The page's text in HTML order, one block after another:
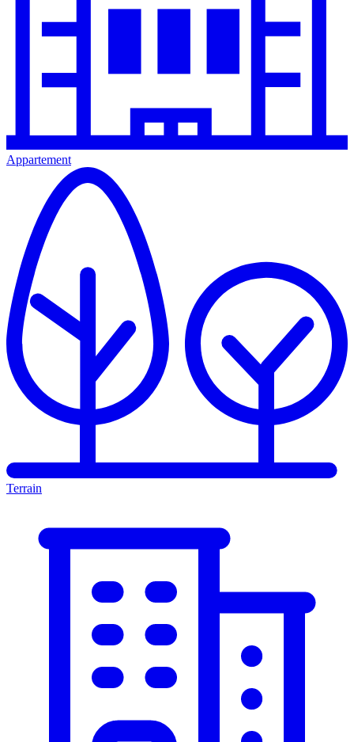
Appartement
Terrain